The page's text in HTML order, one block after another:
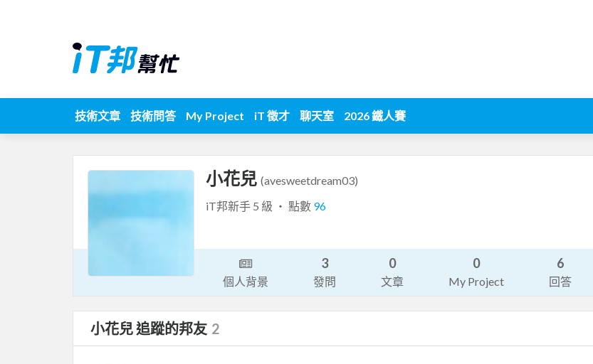
技術文章 技術問答 My Project iT 徵才 聊天室 2026 鐵人賽
小花兒 (avesweetdream03)
iT邦新手 5 級 ‧ 點數 96
個人背景
3
發問
0
文章
0
My Project
6
回答
小花兒 追蹤的邦友 2